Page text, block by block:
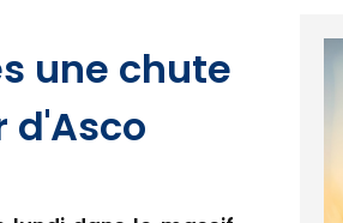
une chute
d'Asco